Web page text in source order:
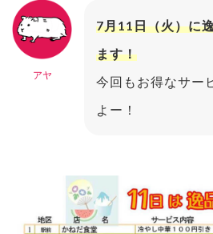
アヤ
7月11日（火）に
ます！
今回もお得なサー
よー！